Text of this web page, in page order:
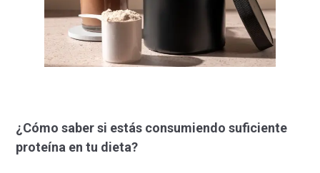
¿Cómo saber si estás consumiendo suficiente
proteína en tu dieta?